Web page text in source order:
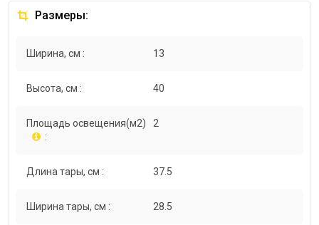
Размеры:
Ширина, см : 13
Высота, см : 40
Площадь освещения(м2)
:
2
Длина тары, см : 37.5
Ширина тары, см : 28.5